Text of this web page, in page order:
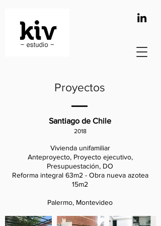
Santiago de Chile
2018
Vivienda unifamiliar
Anteproyecto, Proyecto ejecutivo,
Presupuestación, DO
Reforma integral 63m2 - Obra nueva azotea
15m2
Palermo, Montevideo
Proyectos